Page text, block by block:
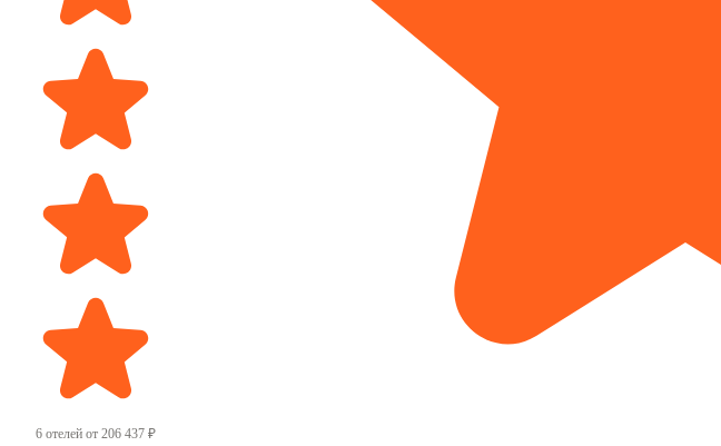
6 отелей от 206 437 ₽